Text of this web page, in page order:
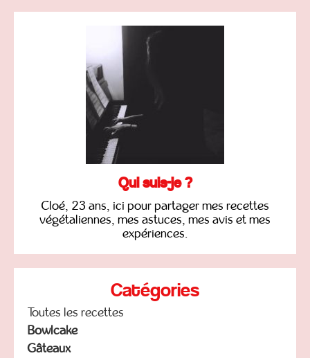
Qui suis-je ?
Cloé, 23 ans, ici pour partager mes recettes
végétaliennes, mes astuces, mes avis et mes
expériences.
Catégories
Toutes les recettes
Bowlcake
Gâteaux